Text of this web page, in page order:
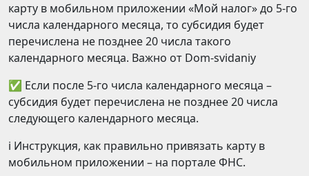
карту в мобильном приложении «Мой налог» до 5-го
числа календарного месяца, то субсидия будет
перечислена не позднее 20 числа такого
календарного месяца. Важно от Dom-svidaniy
✅ Если после 5-го числа календарного месяца –
субсидия будет перечислена не позднее 20 числа
следующего календарного месяца.
ℹ️ Инструкция, как правильно привязать карту в
мобильном приложении – на портале ФНС.